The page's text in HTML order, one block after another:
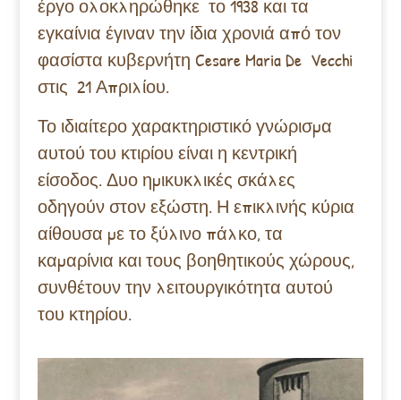
έργο ολοκληρώθηκε το 1938 και τα
εγκαίνια έγιναν την ίδια χρονιά από τον
φασίστα κυβερνήτη Cesare Maria De Vecchi
στις 21 Απριλίου.
Το ιδιαίτερο χαρακτηριστικό γνώρισμα
αυτού του κτιρίου είναι η κεντρική
είσοδος. Δυο ημικυκλικές σκάλες
οδηγούν στον εξώστη. Η επικλινής κύρια
αίθουσα με το ξύλινο πάλκο, τα
καμαρίνια και τους βοηθητικούς χώρους,
συνθέτουν την λειτουργικότητα αυτού
του κτηρίου.